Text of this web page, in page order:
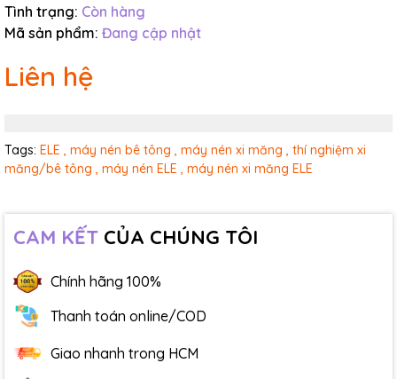
Tình trạng: Còn hàng
Mã sản phẩm: Đang cập nhật
Liên hệ
Tags: ELE , máy nén bê tông , máy nén xi măng , thí nghiệm xi
măng/bê tông , máy nén ELE , máy nén xi măng ELE
CAM KẾT CỦA CHÚNG TÔI
Chính hãng 100%
Thanh toán online/COD
Giao nhanh trong HCM